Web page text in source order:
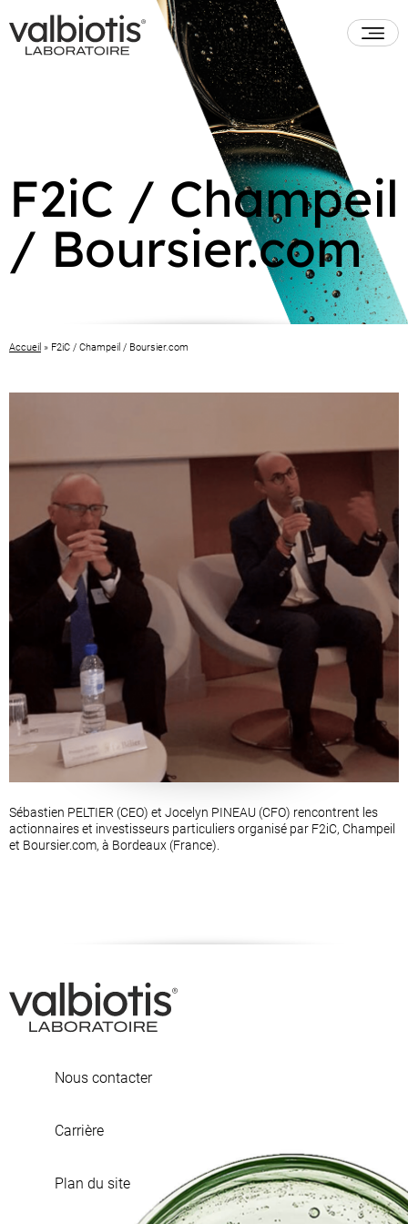
F2iC / Champeil
/ Boursier.com
Accueil » F2iC / Champeil / Boursier.com
Sébastien PELTIER (CEO) et Jocelyn PINEAU (CFO) rencontrent les
actionnaires et investisseurs particuliers organisé par F2iC, Champeil
et Boursier.com, à Bordeaux (France).
Nous contacter
Carrière
Plan du site